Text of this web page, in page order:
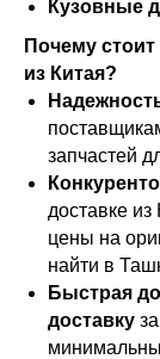
Кузовные
Почему стоит
из Китая?
запчастей
доставке
цены на
найти в
Быстрая
доставку